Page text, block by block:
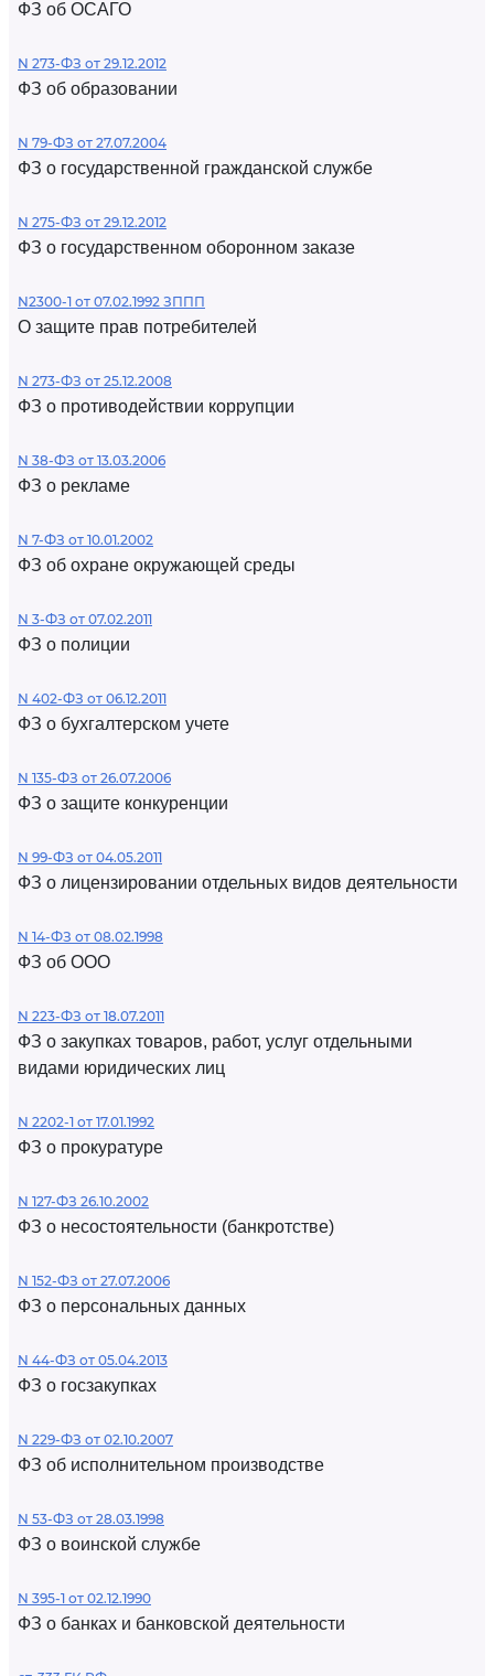
ФЗ об ОСАГО
N 273-ФЗ от 29.12.2012
ФЗ об образовании
N 79-ФЗ от 27.07.2004
ФЗ о государственной гражданской службе
N 275-ФЗ от 29.12.2012
ФЗ о государственном оборонном заказе
N2300-1 от 07.02.1992 ЗППП
О защите прав потребителей
N 273-ФЗ от 25.12.2008
ФЗ о противодействии коррупции
N 38-ФЗ от 13.03.2006
ФЗ о рекламе
N 7-ФЗ от 10.01.2002
ФЗ об охране окружающей среды
N 3-ФЗ от 07.02.2011
ФЗ о полиции
N 402-ФЗ от 06.12.2011
ФЗ о бухгалтерском учете
N 135-ФЗ от 26.07.2006
ФЗ о защите конкуренции
N 99-ФЗ от 04.05.2011
ФЗ о лицензировании отдельных видов деятельности
N 14-ФЗ от 08.02.1998
ФЗ об ООО
N 223-ФЗ от 18.07.2011
ФЗ о закупках товаров, работ, услуг отдельными
видами юридических лиц
N 2202-1 от 17.01.1992
ФЗ о прокуратуре
N 127-ФЗ 26.10.2002
ФЗ о несостоятельности (банкротстве)
N 152-ФЗ от 27.07.2006
ФЗ о персональных данных
N 44-ФЗ от 05.04.2013
ФЗ о госзакупках
N 229-ФЗ от 02.10.2007
ФЗ об исполнительном производстве
N 53-ФЗ от 28.03.1998
ФЗ о воинской службе
N 395-1 от 02.12.1990
ФЗ о банках и банковской деятельности